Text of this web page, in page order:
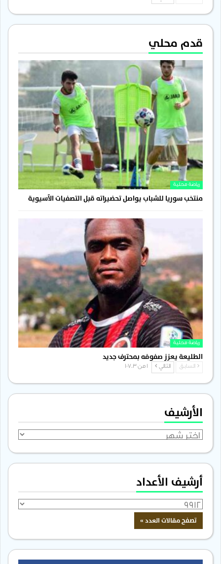
قدم محلي
رياضة محلية
منتخب سوريا للشباب يواصل تحضيراته قبل التصفيات الآسيوية
رياضة محلية
الطليعة يعزز صفوفه بمحترف جديد
السابق التالي
الأرشيف
الأرشيف
أرشيف الأعداد